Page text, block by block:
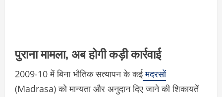
पुराना मामला, अब होगी कड़ी कार्रवाई
2009-10 में बिना भौतिक सत्यापन के कईमदरसों
(Madrasa) को मान्यता और अनुदान दिए जाने की शिकायतें